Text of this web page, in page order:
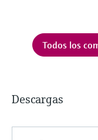
Todos los
Descargas